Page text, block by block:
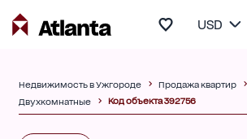
USD
Недвижимость в Ужгороде
Продажа квартир
Двухкомнатные
Код объекта 392756